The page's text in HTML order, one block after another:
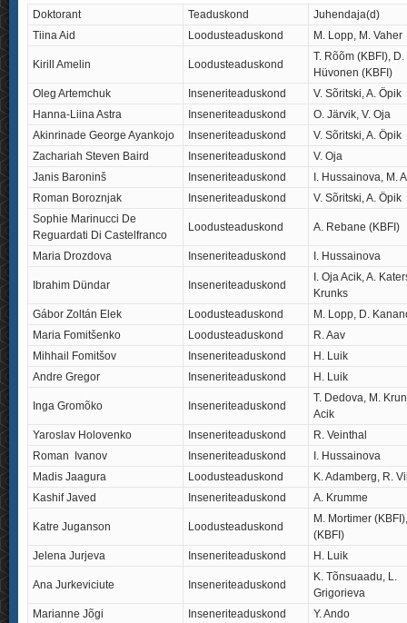
Doktorant Teaduskond
Juhendaja(d)
Tiina Aid
Loodusteaduskond M. Lopp, M. Vaher
Kirill Amelin Loodusteaduskond
T. Rõõm (KBFI), D.
Hüvonen (KBFI)
Oleg Artemchuk
Inseneriteaduskond
V. Sõritski, A. Öpik
Hanna-Liina Astra
Inseneriteaduskond
O. Järvik, V. Oja
Akinrinade George Ayankojo
Inseneriteaduskond
V. Sõritski, A. Öpik
Zachariah Steven Baird
Inseneriteaduskond
V. Oja
Janis Baroninš
Inseneriteaduskond
I. Hussainova, M.
Roman Boroznjak
Inseneriteaduskond
V. Sõritski, A. Öpik
Sophie Marinucci De
Reguardati Di Castelfranco
Loodusteaduskond A. Rebane (KBFI)
Maria Drozdova Inseneriteaduskond I. Hussainova
Ibrahim Dündar Inseneriteaduskond
I. Oja Acik, A.
Krunks
Gábor Zoltán Elek
Loodusteaduskond
M. Lopp, D.
Maria Fomitšenko
Loodusteaduskond
R. Aav
Mihhail Fomitšov
Inseneriteaduskond
H. Luik
Andre Gregor
Inseneriteaduskond H. Luik
Inga Gromõko Inseneriteaduskond
T. Dedova, M.
Acik
Yaroslav Holovenko
Inseneriteaduskond
R. Veinthal
Roman Ivanov
Inseneriteaduskond
I. Hussainova
Madis Jaagura
Loodusteaduskond
K. Adamberg, R.
Kashif Javed
Inseneriteaduskond A. Krumme
Katre Juganson Loodusteaduskond
M. Mortimer
(KBFI)
Jelena Jurjeva
Inseneriteaduskond H. Luik
Ana Jurkeviciute Inseneriteaduskond
K. Tõnsuaadu, L.
Grigorieva
Marianne Jõgi
Inseneriteaduskond
Y. Ando